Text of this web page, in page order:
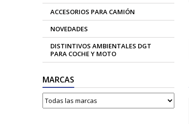
ACCESORIOS PARA CAMIÓN
NOVEDADES
DISTINTIVOS AMBIENTALES DGT
PARA COCHE Y MOTO
MARCAS